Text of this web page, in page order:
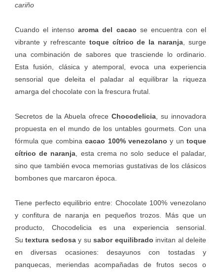
cariño
Cuando el intensoaroma del cacao se encuentra con el
vibrante y refrescante toque cítrico de la naranja , surge
una combinación de sabores que trasciende lo ordinario.
Esta fusión, clásica y atemporal, evoca una experiencia
sensorial que deleita el paladar al equilibrar la riqueza
amarga del chocolate con la frescura frutal.
Secretos de la Abuela ofrece Chocodelicia , su innovadora
propuesta en el mundo de los untables gourmets. Con una
fórmula que combinacacao 100% venezolano y un toque
cítrico de naranja , esta crema no solo seduce el paladar,
sino que también evoca memorias gustativas de los clásicos
bombones que marcaron época.
Tiene perfecto equilibrio entre: Chocolate 100% venezolano
y confitura de naranja en pequeños trozos. Más que un
producto, Chocodelicia es una experiencia sensorial.
Sutextura sedosay susabor equilibrado invitan al deleite
en diversas ocasiones: desayunos con tostadas y
panquecas, meriendas acompañadas de frutos secos o